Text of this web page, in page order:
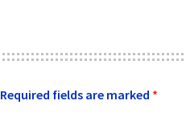
Required fields are marked *